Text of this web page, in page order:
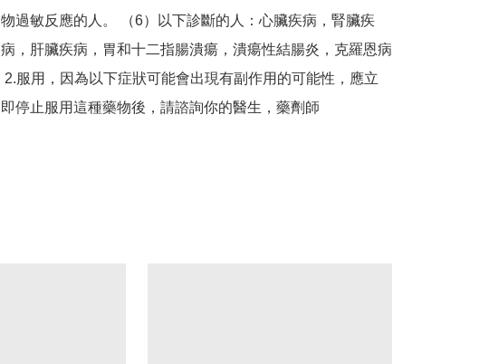
物過敏反應的人。 （6）以下診斷的人：心臟疾病，腎臟疾
病，肝臟疾病，胃和十二指腸潰瘍，潰瘍性結腸炎，克羅恩病
即停止服用這種藥物後，請諮詢你的醫生，藥劑師